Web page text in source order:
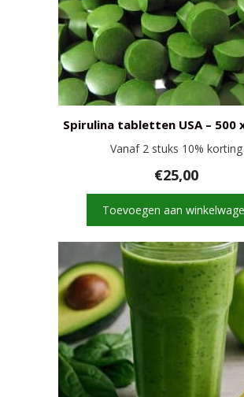
Spirulina tabletten USA – 500
Vanaf 2 stuks 10% korting
€25,00
Toevoegen aan